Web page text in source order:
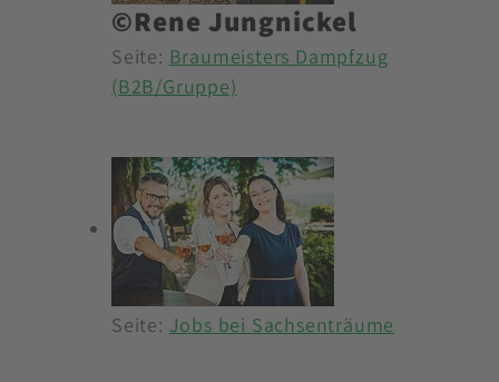
©Rene Jungnickel
Seite: Braumeisters Dampfzug
(B2B/Gruppe)
Seite: Jobs bei Sachsenträume